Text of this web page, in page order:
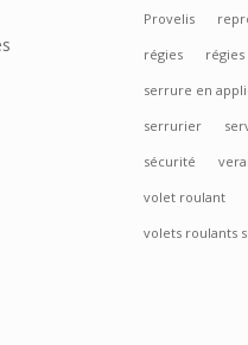
Provelis
régies
serrure en
serrurier
sécurité
volet roulant
volets roulants